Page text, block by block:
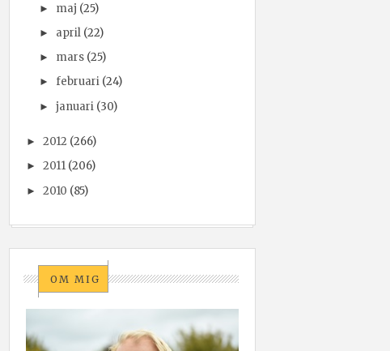
► maj (25)
► april (22)
► mars (25)
► februari (24)
► januari (30)
►2012 (266)
►2011 (206)
►2010 (85)
OM MIG